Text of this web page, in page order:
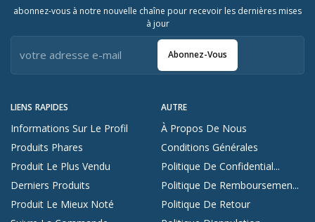
LIENS RAPIDES
Informations Sur Le Profil
Produits Phares
Produit Le Plus Vendu
Derniers Produits
Produit Le Mieux Noté
AUTRE
À Propos De Nous
Conditions Générales
Politique De Confidential...
Politique De Remboursemen...
Politique De Retour
abonnez-vous à notre nouvelle chaîne pour recevoir les dernières mises
à jour
Abonnez-Vous